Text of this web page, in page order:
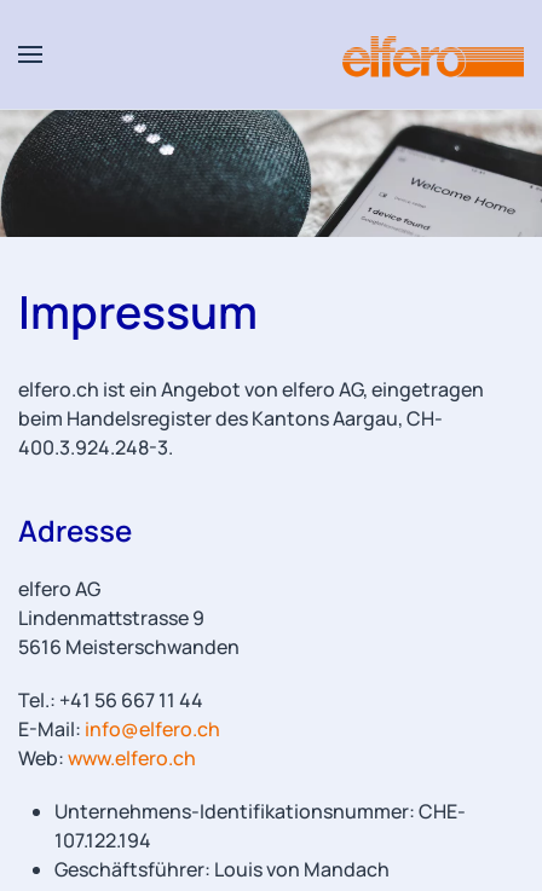
Impressum
elfero.ch ist ein Angebot von elfero AG, eingetragen
beim Handelsregister des Kantons Aargau, CH-
400.3.924.248-3.
Adresse
elfero AG
Lindenmattstrasse 9
5616 Meisterschwanden
Tel.: +41 56 667 11 44
E-Mail: info@elfero.ch
Web:www.elfero.ch
Unternehmens-Identifikationsnummer: CHE-
107.122.194
Geschäftsführer: Louis von Mandach